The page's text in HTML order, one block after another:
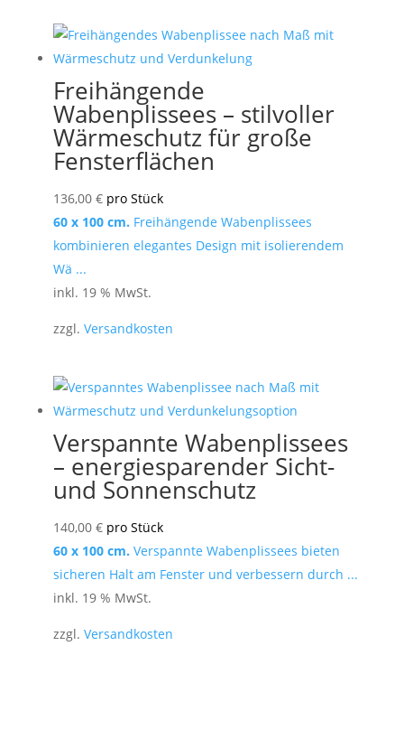
Freihängende
Wabenplissees – stilvoller
Wärmeschutz für große
Fensterflächen
136,00 € pro Stück
60 x 100 cm. Freihängende Wabenplissees
kombinieren elegantes Design mit isolierendem
Wä ...
inkl. 19 % MwSt.
zzgl. Versandkosten
Verspannte Wabenplissees
– energiesparender Sicht-
und Sonnenschutz
140,00 € pro Stück
60 x 100 cm. Verspannte Wabenplissees bieten
sicheren Halt am Fenster und verbessern durch ...
inkl. 19 % MwSt.
zzgl. Versandkosten